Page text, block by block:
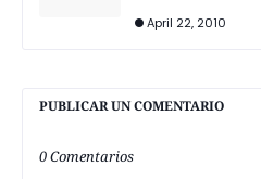
April 22, 2010
PUBLICAR UN COMENTARIO
0 Comentarios